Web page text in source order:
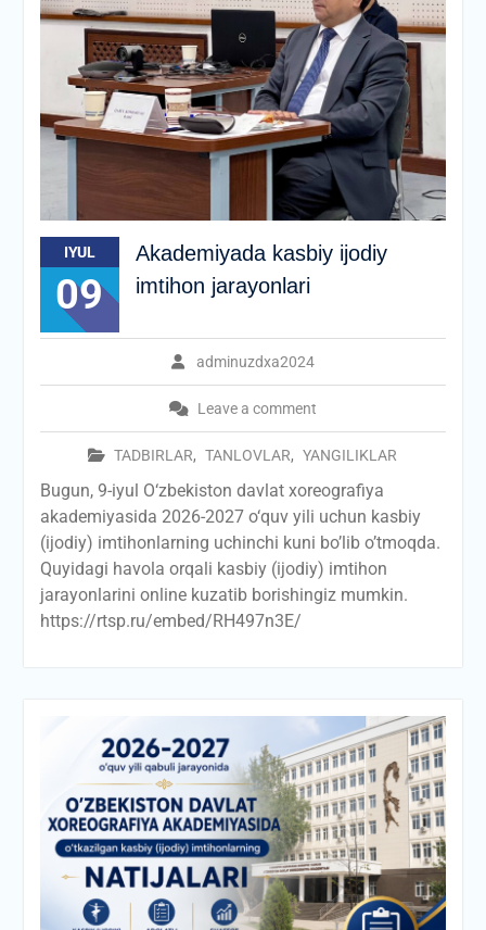
IYUL
09
Akademiyada kasbiy ijodiy
imtihon jarayonlari
adminuzdxa2024
Leave a comment
TADBIRLAR, TANLOVLAR, YANGILIKLAR
Bugun, 9-iyul O‘zbekiston davlat xoreografiya
akademiyasida 2026-2027 o‘quv yili uchun kasbiy
(ijodiy) imtihonlarning uchinchi kuni bo’lib o’tmoqda.
Quyidagi havola orqali kasbiy (ijodiy) imtihon
jarayonlarini online kuzatib borishingiz mumkin.
https://rtsp.ru/embed/RH497n3E/